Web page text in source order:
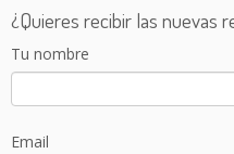
¿Quieres recibir las nuevas
Tu nombre
Email